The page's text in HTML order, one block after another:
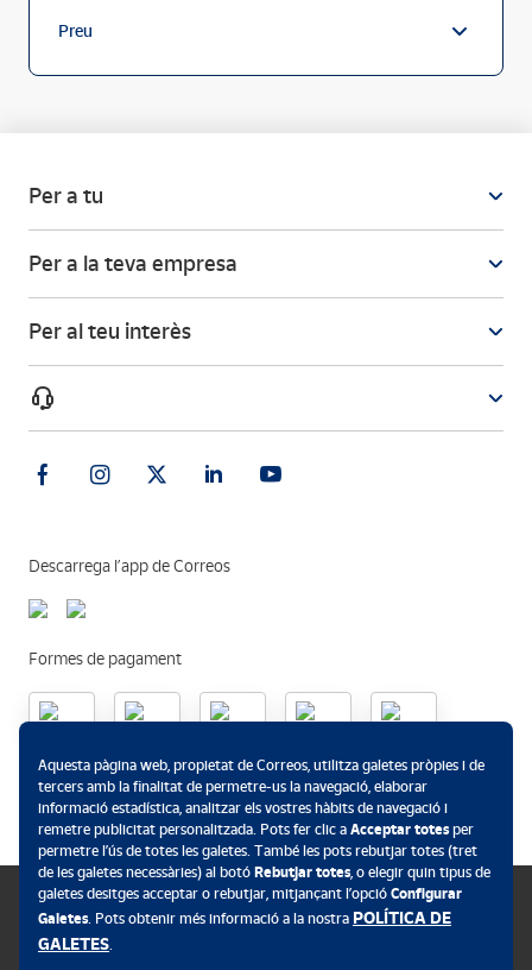
Preu
Per a tu
Per a la teva empresa
Per al teu interès
Descarrega l’app de Correos
Formes de pagament
Aquesta pàgina web, propietat de Correos, utilitza galetes pròpies i de
tercers amb la finalitat de permetre-us la navegació, elaborar
informació estadística, analitzar els vostres hàbits de navegació i
remetre publicitat personalitzada. Pots fer clic a Acceptar totesper
permetre l’ús de totes les galetes. També les pots rebutjar totes (tret
de les galetes necessàries) al botó Rebutjar totes, o elegir quin tipus de
galetes desitges acceptar o rebutjar, mitjançant l’opció Configurar
Galetes. Pots obtenir més informació a la nostra POLÍTICA DE
GALETES.